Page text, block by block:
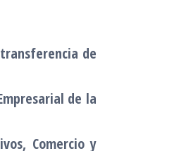
de
de la
Comercio y